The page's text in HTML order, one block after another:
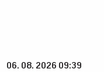
06. 08. 2026 09:39